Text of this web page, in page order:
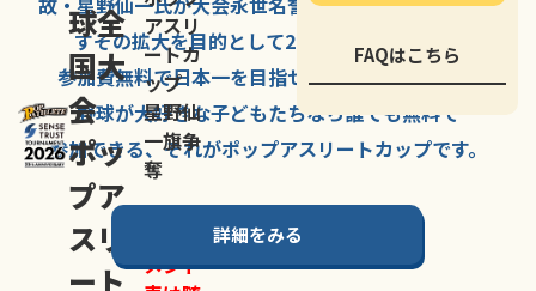
球全
国大
会
ポッ
プア
スリ
ート
アスリ
ートカ
ップ
星野仙
一旗争
奪
メント
FAQはこちら
すその拡大を目的として2007年に
参加費無料で日本一を目指せる唯一の野球大会。
野球が大好きな子どもたちなら誰でも無料で
参加できる、それがポップアスリートカップです。
詳細をみる